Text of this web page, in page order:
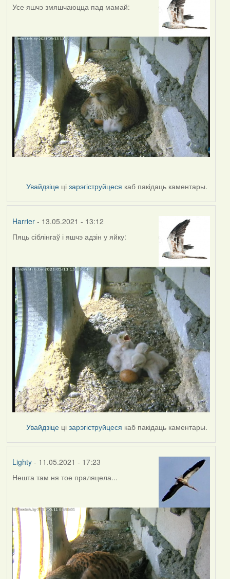
Усе яшчэ змяшчаюцца пад мамай:
Увайдзіце цізарэгіструйцеся каб пакідаць каментары.
Harrier- 13.05.2021 - 13:12
Пяць сіблінгаў і яшчэ адзін у яйку:
Увайдзіце цізарэгіструйцеся каб пакідаць каментары.
Lighty- 11.05.2021 - 17:23
Нешта там ня тое праляцела...